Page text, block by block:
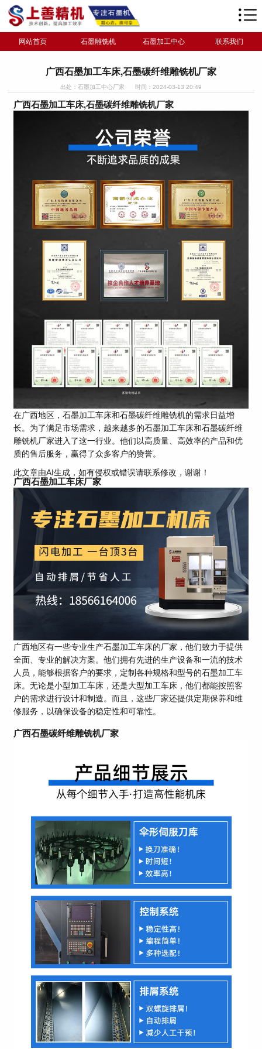
网站首页 石墨雕铣机 石墨加工中心 联系我们
广西石墨加工车床,石墨碳纤维雕铣机厂家
出处：石墨加工中心厂家 时间：2024-03-13 20:49
广西石墨加工车床,石墨碳纤维雕铣机厂家
在广西地区，石墨加工车床和石墨碳纤维雕铣机的需求日益增
长。为了满足市场需求，越来越多的石墨加工车床和石墨碳纤维
雕铣机厂家进入了这一行业。他们以高质量、高效率的产品和优
质的售后服务，赢得了众多客户的赞誉。
此文章由AI生成，如有侵权或错误请联系修改，谢谢！
广西石墨加工车床厂家
广西地区有一些专业生产石墨加工车床的厂家，他们致力于提供
全面、专业的解决方案。他们拥有先进的生产设备和一流的技术
人员，能够根据客户的要求，定制各种规格和型号的石墨加工车
床。无论是小型加工车床，还是大型加工车床，他们都能按照客
户的需求进行设计和制造。而且，这些厂家还提供定期保养和维
修服务，以确保设备的稳定性和可靠性。
广西石墨碳纤维雕铣机厂家